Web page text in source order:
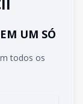
UM SÓ
todos os